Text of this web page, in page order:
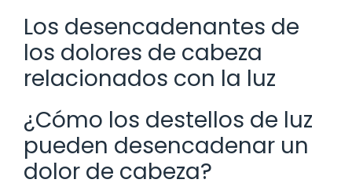
Los desencadenantes de
los dolores de cabeza
relacionados con la luz
¿Cómo los destellos de luz
pueden desencadenar un
dolor de cabeza?